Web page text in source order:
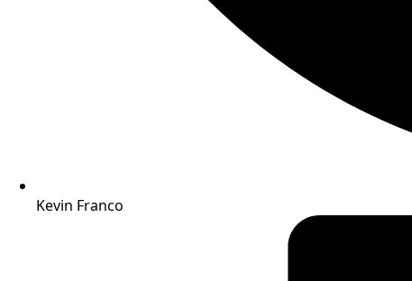
Kevin Franco